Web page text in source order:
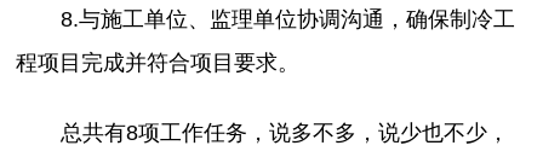
8.与施工单位、监理单位协调沟通，确保制冷工
程项目完成并符合项目要求。
总共有8项工作任务，说多不多，说少也不少，